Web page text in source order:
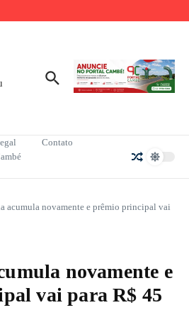
título da etapa carioca
no Brasil
Contato
acumula novamente e prêmio principal vai
novamente e
vai para R$ 45